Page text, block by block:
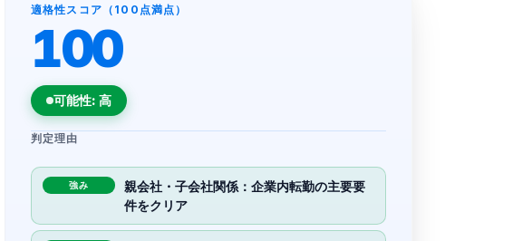
適格性スコア（100点満点）
100
可能性: 高
判定理由
強み
親会社・子会社関係：企業内転勤の主要要
件をクリア